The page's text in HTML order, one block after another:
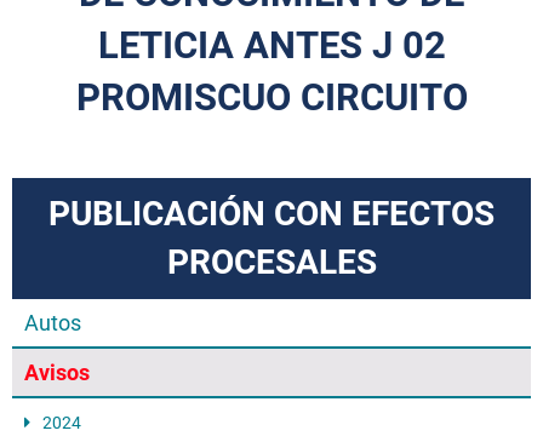
LETICIA ANTES J 02
PROMISCUO CIRCUITO
PUBLICACIÓN CON EFECTOS
PROCESALES
Autos
Avisos
2024